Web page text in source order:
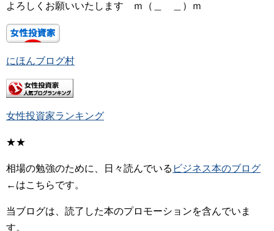
よろしくお願いいたします ｍ（＿ ＿）ｍ
にほんブログ村
女性投資家ランキング
★★
相場の勉強のために、日々読んでいる ビジネス本のブログ
←はこちらです。
当ブログは、読了した本のプロモーションを含んでいま
す。